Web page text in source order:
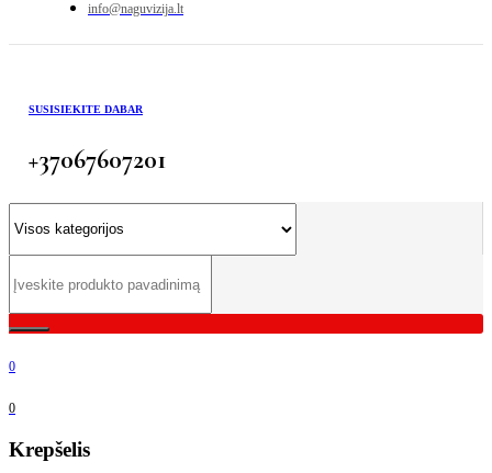
info@naguvizija.lt
SUSISIEKITE DABAR
+37067607201
0
0
Krepšelis